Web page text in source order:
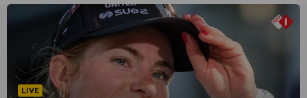
LIVE